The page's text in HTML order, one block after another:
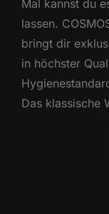
Mal kannst du
lassen.
bringt dir
in höchster
Das klassische